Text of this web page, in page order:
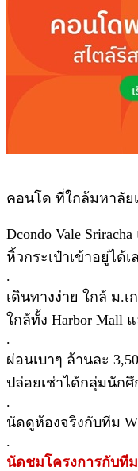
คอนโด ที่ใกล้มหาลัย
Dcondo Vale
หิ้วกระเป๋าเข้าอยู่ได้เ
.
เดินทางง่าย ใกล้ ม.เ
ใกล้ทั้ง Harbor Mall แ
.
ผ่อนเบาๆ ล้านละ
ปล่อยเช่าได้กลุ่มนัก
.
นัดดูห้องจริงกับทีม
.
นัดชมโครงการกับทีม